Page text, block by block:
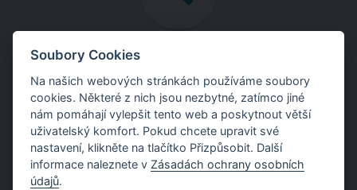
Formulář technické podpory
Popište nám vzniklou situaci.
Pokusíme se co nejrychleji najít řešení.
Soubory Cookies
Na našich webových stránkách používáme soubory
cookies. Některé z nich jsou nezbytné, zatímco jiné
nám pomáhají vylepšit tento web a poskytnout větší
uživatelský komfort. Pokud chcete upravit své
nastavení, klikněte na tlačítko Přizpůsobit. Další
informace naleznete v Zásadách ochrany osobních
údajů.